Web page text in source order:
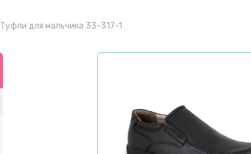
Туфли для мальчика 33-317-1